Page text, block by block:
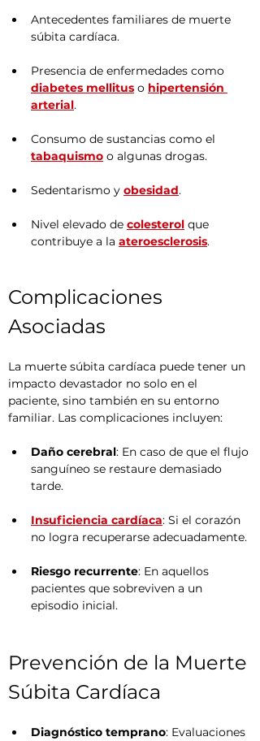
Antecedentes familiares de muerte
súbita cardíaca.
Presencia de enfermedades como
diabetes mellitus o hipertensión
arterial.
Consumo de sustancias como el
tabaquismo o algunas drogas.
Sedentarismo y obesidad.
Nivel elevado de colesterol que
contribuye a la ateroesclerosis.
Complicaciones
Asociadas
La muerte súbita cardíaca puede tener un
impacto devastador no solo en el
paciente, sino también en su entorno
familiar. Las complicaciones incluyen:
Daño cerebral: En caso de que el flujo
sanguíneo se restaure demasiado
tarde.
Insuficiencia cardíaca: Si el corazón
no logra recuperarse adecuadamente.
Riesgo recurrente: En aquellos
pacientes que sobreviven a un
episodio inicial.
Prevención de la Muerte
Súbita Cardíaca
Diagnóstico temprano: Evaluaciones